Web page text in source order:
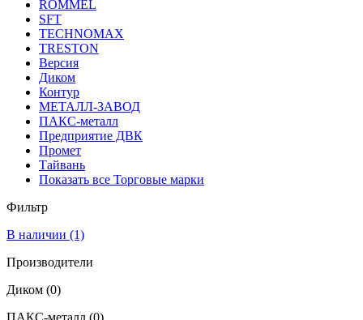
ROMMEL
SFT
TECHNOMAX
TRESTON
Версия
Диком
Контур
МЕТАЛЛ-ЗАВОД
ПАКС-металл
Предприятие ДВК
Промет
Тайвань
Показать все Торговые марки
Фильтр
В наличии (1)
Производители
Диком (0)
ПАКС-металл (0)